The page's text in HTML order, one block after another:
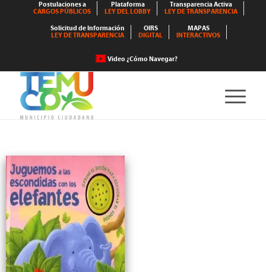
Postulaciones a
CARGOS PÚBLICOS
Plataforma
LEY DEL LOBBY
Transparencia Activa
LEY DE TRANSPARENCIA
Solicitud de Información
LEY DE TRANSPARENCIA
OIRS
DIGITAL
MAPAS
INTERACTIVOS
Video ¿Cómo Navegar?